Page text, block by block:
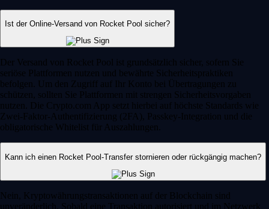
Ist der Online-Versand von Rocket Pool sicher?
Der Versand von Rocket Pool ist grundsätzlich sicher, sofern Sie
seriöse Plattformen nutzen und bewährte Sicherheitspraktiken
befolgen. Um den Zugriff auf Ihr Konto bei Übertragungen zu
schützen, sollten Sie Plattformen mit strengen Sicherheitsvorgaben
nutzen. Die Crypto.com App setzt hierbei auf höchste Standards wie
Zwei-Faktor-Authentifizierung (2FA), Passkey-Integration und die
obligatorische Whitelist für Auszahlungen.
Kann ich einen Rocket Pool-Transfer stornieren oder rückgängig machen?
Nein, Kryptowährungstransaktionen auf der Blockchain sind
unveränderlich. Sobald eine Transaktion autorisiert und im Netzwerk